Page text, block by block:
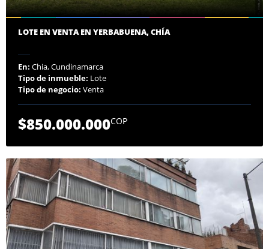
LOTE EN VENTA EN YERBABUENA, CHÍA
En: Chia, Cundinamarca
Tipo de inmueble: Lote
Tipo de negocio: Venta
$850.000.000COP